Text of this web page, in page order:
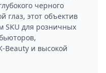
черного
глаз, этот объектив
SKU для розничных
Beauty и высокой